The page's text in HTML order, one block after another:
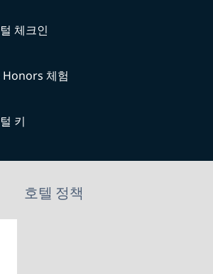
체크인
Honors 체험
키
호텔 정책